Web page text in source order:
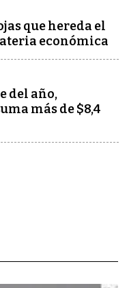
que hereda el
económica
del año,
más de $8,4